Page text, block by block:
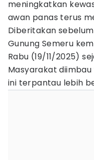
meningkatkan
awan panas terus
Diberitakan
Gunung Semeru
Rabu (19/11/2025)
Masyarakat
ini terpantau lebih